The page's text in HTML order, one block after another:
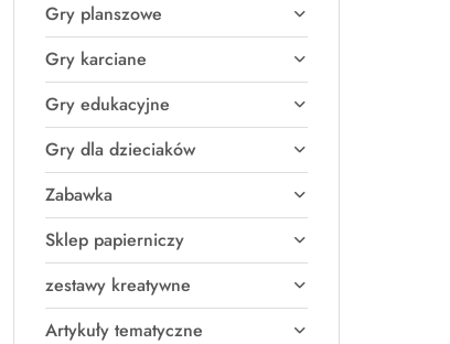
Gry planszowe
Gry karciane
Gry edukacyjne
Gry dla dzieciaków
Zabawka
Sklep papierniczy
zestawy kreatywne
Artykuły tematyczne